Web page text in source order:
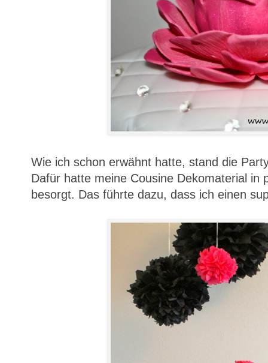
Wie ich schon erwähnt hatte, stand die
Dafür hatte meine Cousine Dekomaterial in
besorgt. Das führte dazu, dass ich einen